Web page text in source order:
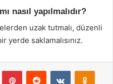
nasıl yapılmalıdır?
uzak tutmalı, düzenli
saklamalısınız.
PinterestReddit VKontakte